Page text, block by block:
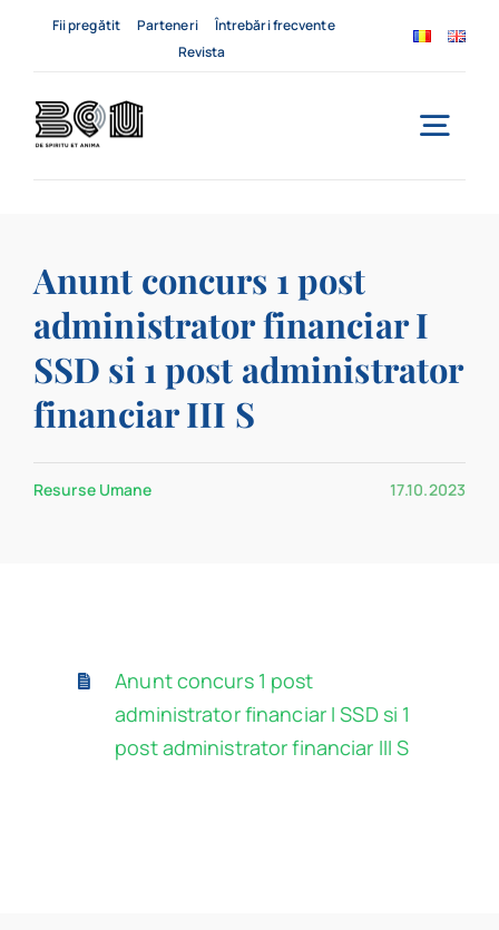
Fii pregătit Parteneri
Întrebări frecvente
Revista
Servicii
Evenimente
Contact
Anunt concurs 1 post
administrator financiar I
SSD si 1 post administrator
financiar III S
Resurse Umane 17.10.2023
Anunt concurs 1 post
administrator financiar I SSD si 1
post administrator financiar III S